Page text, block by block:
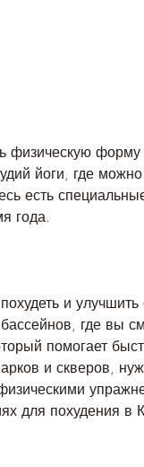
йоги, где
есть
года.
и
где вы
помогает
и скверов,
для похудения в